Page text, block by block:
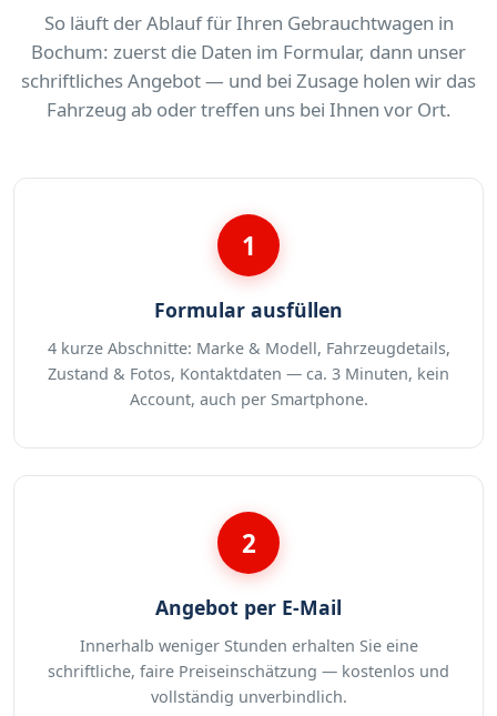
So läuft der Ablauf für Ihren Gebrauchtwagen in
Bochum: zuerst die Daten im Formular, dann unser
schriftliches Angebot — und bei Zusage holen wir das
Fahrzeug ab oder treffen uns bei Ihnen vor Ort.
1
Formular ausfüllen
4 kurze Abschnitte: Marke & Modell, Fahrzeugdetails,
Zustand & Fotos, Kontaktdaten — ca. 3 Minuten, kein
Account, auch per Smartphone.
2
Angebot per E-Mail
Innerhalb weniger Stunden erhalten Sie eine
schriftliche, faire Preiseinschätzung — kostenlos und
vollständig unverbindlich.